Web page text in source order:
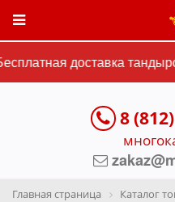
доставка
8
Главная страница
Каталог